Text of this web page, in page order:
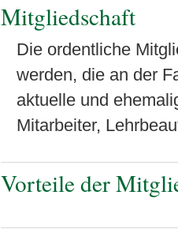
Mitgliedschaft
Die ordentliche
werden, die an der
aktuelle und
Mitarbeiter,
Vorteile der